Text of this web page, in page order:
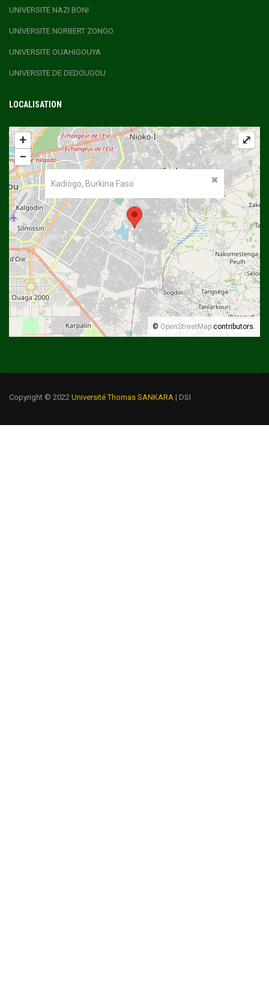
UNIVERSITE NAZI BONI
UNIVERSITE NORBERT ZONGO
UNIVERSITE OUAHIGOUYA
UNIVERSITE DE DEDOUGOU
LOCALISATION
Kadiogo, Burkina Faso
+
−
© OpenStreetMap contributors.
⤢
Copyright © 2022 Université Thomas SANKARA | DSI